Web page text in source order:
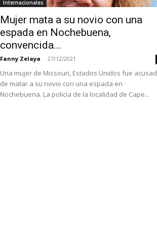
Internacionales
Mujer mata a su novio con una
espada en Nochebuena,
convencida...
Fanny Zelaya - 27/12/2021
Una mujer de Missouri, Estados Unidos fue
de matar a su novio con una espada en
Nochebuena. La policía de la localidad de Cape...